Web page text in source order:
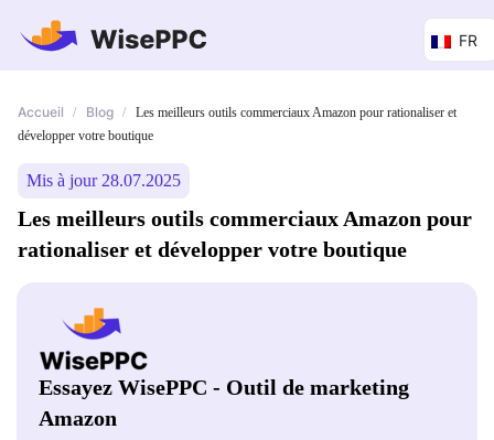
FR
Accueil / Blog /
Les meilleurs outils commerciaux Amazon pour rationaliser et
développer votre boutique
Mis à jour 28.07.2025
Les meilleurs outils commerciaux Amazon pour
rationaliser et développer votre boutique
Essayez WisePPC - Outil de marketing
Amazon